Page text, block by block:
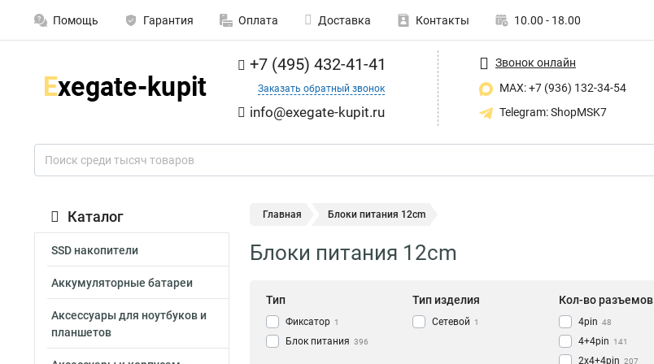
Помощь Гарантия Оплата Доставка Контакты 10.00 - 18.00
+7 (495) 432-41-41
Заказать обратный звонок
info@exegate-kupit.ru
Звонок онлайн
MAX: +7 (936) 132-34-54
Telegram: ShopMSK7
Каталог
SSD накопители
Аккумуляторные батареи
Аксессуары для ноутбуков и
планшетов
Главная Блоки питания 12cm
Блоки питания 12cm
Тип
Фиксатор 1
Блок питания 396
Тип изделия
Сетевой 1
Кол-во разъемов
4pin 48
4+4pin 141
2x4+4pin 207